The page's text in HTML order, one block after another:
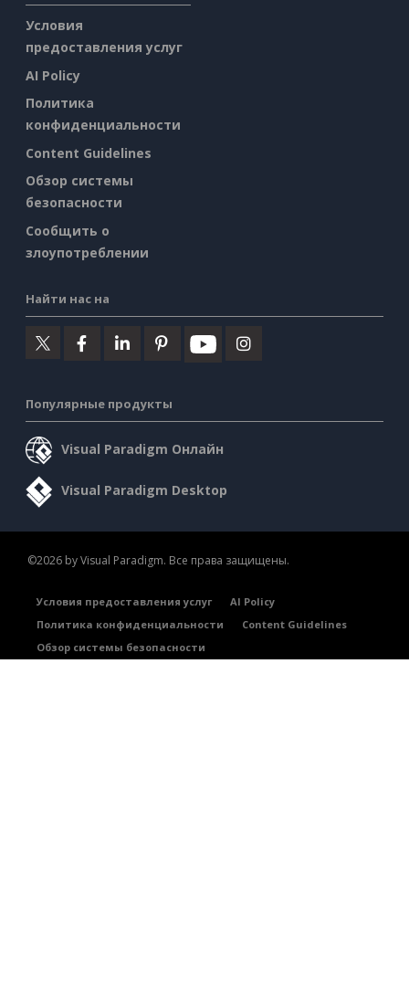
Условия
предоставления услуг
AI Policy
Политика
конфиденциальности
Content Guidelines
Обзор системы
безопасности
Сообщить о
злоупотреблении
Найти нас на
Популярные продукты
Visual Paradigm Онлайн
Visual Paradigm Desktop
©2026 by Visual Paradigm. Все права защищены.
Условия предоставления услуг
AI Policy
Политика конфиденциальности
Content Guidelines
Обзор системы безопасности